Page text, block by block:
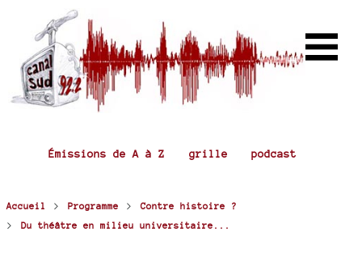
Émissions de A à Z grille podcast
Accueil > Programme > Contre histoire ?
> Du théâtre en milieu universitaire...